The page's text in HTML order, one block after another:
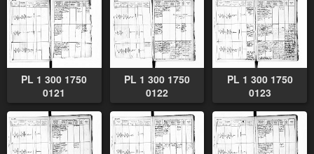
PL 1 300 1750
0121
PL 1 300 1750
0122
PL 1 300 1750
0123